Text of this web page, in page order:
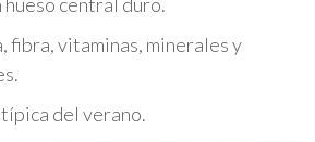
fibra, vitaminas, minerales y
del verano.